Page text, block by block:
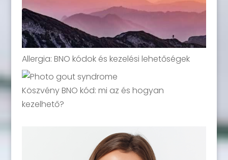
Allergia: BNO kódok és kezelési lehetőségek
Köszvény BNO kód: mi az és hogyan
kezelhető?